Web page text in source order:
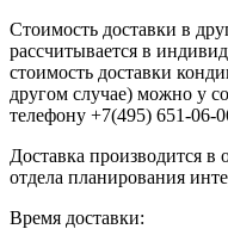
Стоимость доставки в
рассчитывается в
стоимость доставки
другом случае) можно у
телефону +7(495) 651-06-
Доставка производится
отдела планирования
Время доставки: